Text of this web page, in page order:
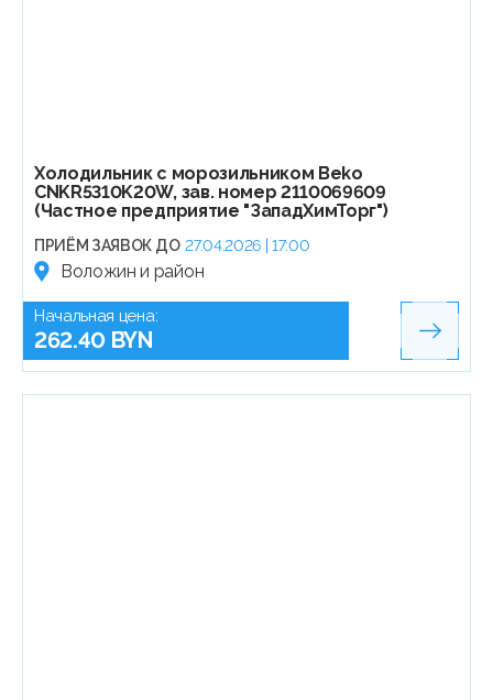
Холодильник с морозильником Beko
CNKR5310K20W, зав. номер 2110069609
(Частное предприятие "ЗападХимТорг")
ПРИЁМ ЗАЯВОК ДО 27.04.2026 | 17:00
Воложин и район
Начальная цена:
262.40 BYN